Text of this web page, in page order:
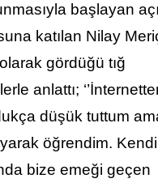
başlayan
katılan Nilay
gördüğü tığ
anlattı;
düşük tuttum
öğrendim. Kendi
bize emeği geçen